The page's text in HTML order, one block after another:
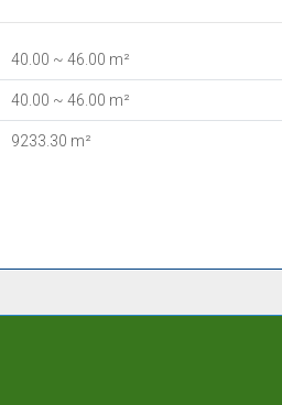
40.00 ~ 46.00 m²
40.00 ~ 46.00 m²
9233.30 m²